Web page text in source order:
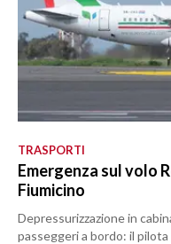
TRASPORTI
Emergenza sul volo
Fiumicino
Depressurizzazione in
passeggeri a bordo: il